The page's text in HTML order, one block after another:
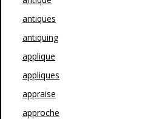
antiques
antiquing
applique
appliques
appraise
approche